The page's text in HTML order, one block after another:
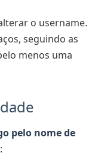
o username.
seguindo as
menos uma
pelo nome de